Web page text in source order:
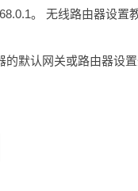
。
无线路由器设置
默认网关或路由器设置